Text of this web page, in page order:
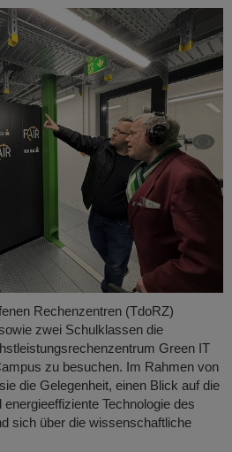
Rechenzentren (TdoRZ)
zwei Schulklassen die
Green IT
zu besuchen. Im Rahmen von
die Gelegenheit, einen Blick auf die
Technologie des
sich über die wissenschaftliche